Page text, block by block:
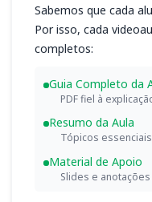
Sabemos que cada
Por isso, cada
completos:
Guia Completo da
PDF fiel à
Resumo da Aula
Tópicos
Material de Apoio
Slides e